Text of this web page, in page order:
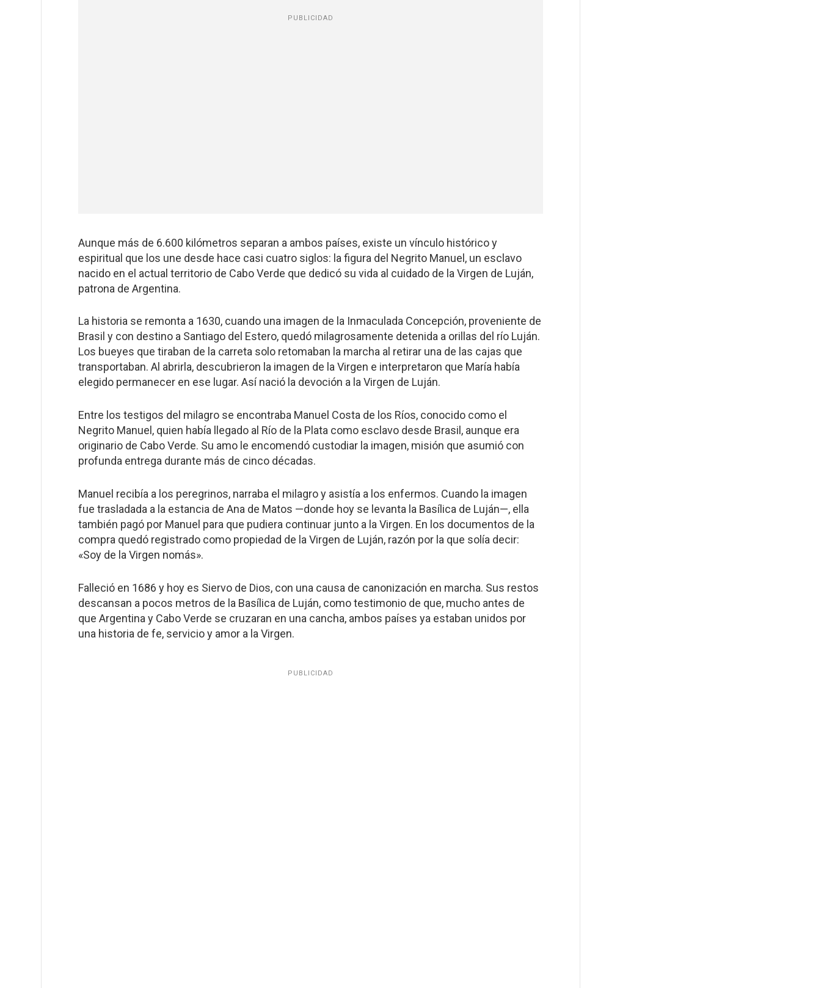
PUBLICIDAD
Aunque más de 6.600 kilómetros separan a ambos países, existe un vínculo histórico y
espiritual que los une desde hace casi cuatro siglos: la figura del Negrito Manuel, un esclavo
nacido en el actual territorio de Cabo Verde que dedicó su vida al cuidado de la Virgen de Luján,
patrona de Argentina.
La historia se remonta a 1630, cuando una imagen de la Inmaculada Concepción, proveniente de
Brasil y con destino a Santiago del Estero, quedó milagrosamente detenida a orillas del río Luján.
Los bueyes que tiraban de la carreta solo retomaban la marcha al retirar una de las cajas que
transportaban. Al abrirla, descubrieron la imagen de la Virgen e interpretaron que María había
elegido permanecer en ese lugar. Así nació la devoción a la Virgen de Luján.
Entre los testigos del milagro se encontraba Manuel Costa de los Ríos, conocido como el
Negrito Manuel, quien había llegado al Río de la Plata como esclavo desde Brasil, aunque era
originario de Cabo Verde. Su amo le encomendó custodiar la imagen, misión que asumió con
profunda entrega durante más de cinco décadas.
Manuel recibía a los peregrinos, narraba el milagro y asistía a los enfermos. Cuando la imagen
fue trasladada a la estancia de Ana de Matos —donde hoy se levanta la Basílica de Luján—, ella
también pagó por Manuel para que pudiera continuar junto a la Virgen. En los documentos de la
compra quedó registrado como propiedad de la Virgen de Luján, razón por la que solía decir:
«Soy de la Virgen nomás».
Falleció en 1686 y hoy es Siervo de Dios, con una causa de canonización en marcha. Sus restos
descansan a pocos metros de la Basílica de Luján, como testimonio de que, mucho antes de
que Argentina y Cabo Verde se cruzaran en una cancha, ambos países ya estaban unidos por
una historia de fe, servicio y amor a la Virgen.
PUBLICIDAD